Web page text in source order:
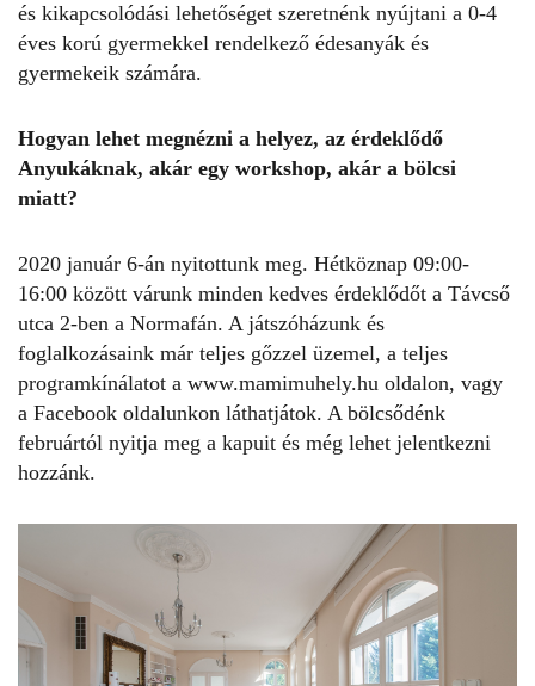
és kikapcsolódási lehetőséget szeretnénk nyújtani a 0-4
éves korú gyermekkel rendelkező édesanyák és
gyermekeik számára.
Hogyan lehet megnézni a helyez, az érdeklődő
Anyukáknak, akár egy workshop, akár a bölcsi
miatt?
2020 január 6-án nyitottunk meg. Hétköznap 09:00-
16:00 között várunk minden kedves érdeklődőt a Távcső
utca 2-ben a Normafán. A játszóházunk és
foglalkozásaink már teljes gőzzel üzemel, a teljes
programkínálatot a www.mamimuhely.hu oldalon, vagy
a Facebook oldalunkon láthatjátok. A bölcsődénk
februártól nyitja meg a kapuit és még lehet jelentkezni
hozzánk.